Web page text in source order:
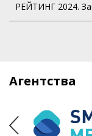
РЕЙТИНГ 2024.
Агентства